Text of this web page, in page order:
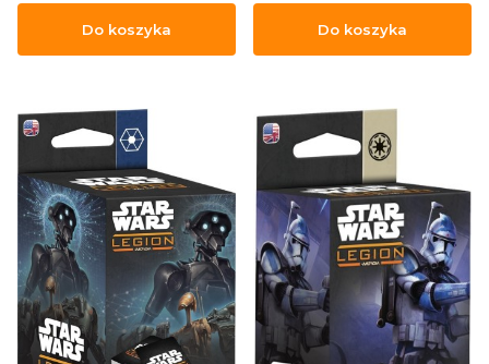
Do koszyka Do koszyka